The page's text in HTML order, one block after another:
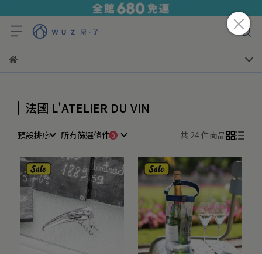
法國 L'ATELIER DU VIN
預設排序 所有篩選條件 共 24 件商品